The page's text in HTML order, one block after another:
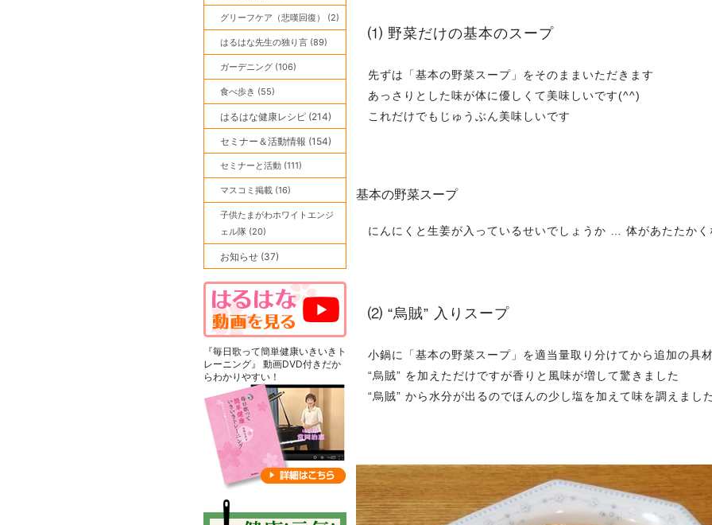
⑴ 野菜だけの基本のスープ
先ずは「基本の野菜スープ」をそのままいただきます
あっさりとした味が体に優しくて美味しいです(^^)
これだけでもじゅうぶん美味しいです
基本の野菜スープ
にんにくと生姜が入っているせいでしょうか … 体があたたかく
⑵ “烏賊” 入りスープ
小鍋に「基本の野菜スープ」を適当量取り分けてから追加の具
“烏賊” を加えただけですが香りと風味が増して驚きました
“烏賊” から水分が出るのでほんの少し塩を加えて味を調えまし
グリーフケア（悲嘆回復） (2)
はるはな先生の独り言 (89)
ガーデニング (106)
食べ歩き (55)
はるはな健康レシピ (214)
セミナー＆活動情報 (154)
セミナーと活動 (111)
マスコミ掲載 (16)
子供たまがわホワイトエンジ
ェル隊 (20)
お知らせ (37)
『毎日歌って簡単健康いきいきト
レーニング』 動画DVD付きだか
らわかりやすい！